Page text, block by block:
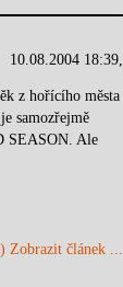
10.08.2004 18:39,
z hořícího města
samozřejmě
SEASON. Ale
Zobrazit článek ...